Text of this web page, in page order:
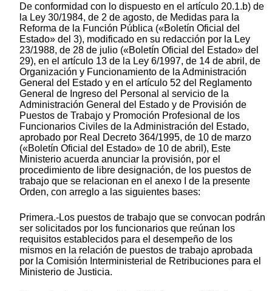
De conformidad con lo dispuesto en el artículo 20.1.b) de
la Ley 30/1984, de 2 de agosto, de Medidas para la
Reforma de la Función Pública («Boletín Oficial del
Estado» del 3), modificado en su redacción por la Ley
23/1988, de 28 de julio («Boletín Oficial del Estado» del
29), en el artículo 13 de la Ley 6/1997, de 14 de abril, de
Organización y Funcionamiento de la Administración
General del Estado y en el artículo 52 del Reglamento
General de Ingreso del Personal al servicio de la
Administración General del Estado y de Provisión de
Puestos de Trabajo y Promoción Profesional de los
Funcionarios Civiles de la Administración del Estado,
aprobado por Real Decreto 364/1995, de 10 de marzo
(«Boletín Oficial del Estado» de 10 de abril), Este
Ministerio acuerda anunciar la provisión, por el
procedimiento de libre designación, de los puestos de
trabajo que se relacionan en el anexo I de la presente
Orden, con arreglo a las siguientes bases:
Primera.-Los puestos de trabajo que se convocan podrán
ser solicitados por los funcionarios que reúnan los
requisitos establecidos para el desempeño de los
mismos en la relación de puestos de trabajo aprobada
por la Comisión Interministerial de Retribuciones para el
Ministerio de Justicia.